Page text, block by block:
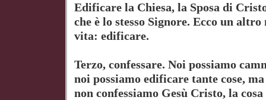
Edificare la Chiesa, la Sposa di
che è lo stesso Signore. Ecco un
vita: edificare.
Terzo, confessare. Noi possiamo
noi possiamo edificare tante cose, ma
non confessiamo Gesù Cristo, la cosa